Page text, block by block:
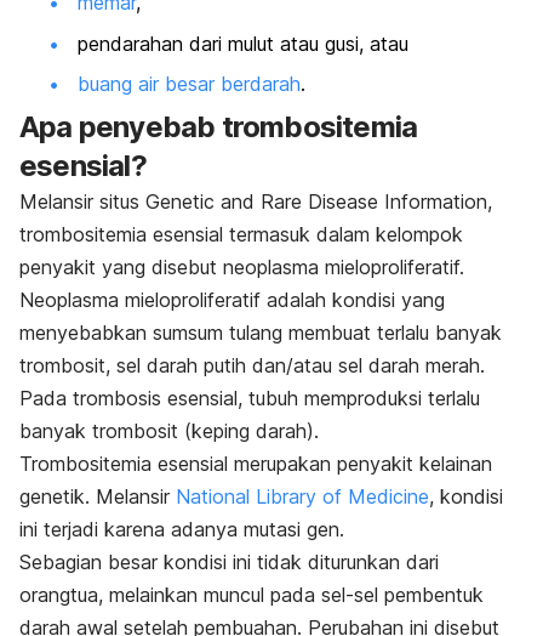
pendarahan dari mulut atau gusi, atau
buang air besar berdarah.
Apa penyebab trombositemia
esensial?
Melansir situs Genetic and Rare Disease Information,
trombositemia esensial termasuk dalam kelompok
penyakit yang disebut neoplasma mieloproliferatif.
Neoplasma mieloproliferatif adalah kondisi yang
menyebabkan sumsum tulang membuat terlalu banyak
trombosit, sel darah putih dan/atau sel darah merah.
Pada trombosis esensial, tubuh memproduksi terlalu
banyak trombosit (keping darah).
Trombositemia esensial merupakan penyakit kelainan
genetik. Melansir National Library of Medicine, kondisi
ini terjadi karena adanya mutasi gen.
Sebagian besar kondisi ini tidak diturunkan dari
orangtua, melainkan muncul pada sel-sel pembentuk
darah awal setelah pembuahan. Perubahan ini disebut